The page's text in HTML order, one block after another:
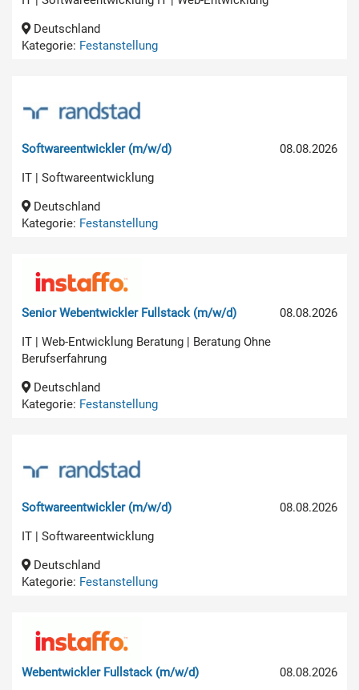
Deutschland
Kategorie: Festanstellung
08.08.2026
Softwareentwickler (m/w/d)
IT | Softwareentwicklung
Deutschland
Kategorie: Festanstellung
08.08.2026
Senior Webentwickler Fullstack (m/w/d)
IT | Web-Entwicklung Beratung | Beratung Ohne
Berufserfahrung
Deutschland
Kategorie: Festanstellung
08.08.2026
Softwareentwickler (m/w/d)
IT | Softwareentwicklung
Deutschland
Kategorie: Festanstellung
08.08.2026
Webentwickler Fullstack (m/w/d)